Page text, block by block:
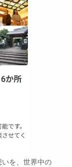
を、世界中の